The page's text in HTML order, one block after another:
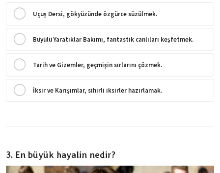
Uçuş Dersi, gökyüzünde özgürce süzülmek.
Büyülü Yaratıklar Bakımı, fantastik canlıları keşfetmek.
Tarih ve Gizemler, geçmişin sırlarını çözmek.
İksir ve Karışımlar, sihirli iksirler hazırlamak.
3. En büyük hayalin nedir?